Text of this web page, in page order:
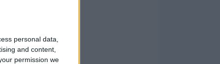
personal data,
and content,
permission we